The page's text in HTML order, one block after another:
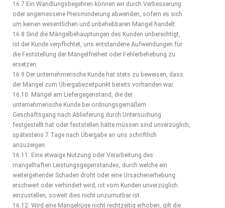
16.7.Ein Wandlungsbegehren können wir durch Verbesserung
oder angemessene Preisminderung abwenden, sofern es sich
um keinen wesentlichen und unbehebbaren Mangel handelt.
16.8.Sind die Mängelbehauptungen des Kunden unberechtigt,
ist der Kunde verpflichtet, uns entstandene Aufwendungen für
die Feststellung der Mängelfreiheit oder Fehlerbehebung zu
ersetzen.
16.9.Der unternehmerische Kunde hat stets zu beweisen, dass
der Mangel zum Übergabezeitpunkt bereits vorhanden war.
16.10. Mängel am Liefergegenstand, die der
unternehmerische Kunde bei ordnungsgemäßem
Geschäftsgang nach Ablieferung durch Untersuchung
festgestellt hat oder feststellen hätte müssen sind unverzüglich,
spätestens 7 Tage nach Übergabe an uns schriftlich
anzuzeigen.
16.11. Eine etwaige Nutzung oder Verarbeitung des
mangelhaften Leistungsgegenstandes, durch welche ein
weitergehender Schaden droht oder eine Ursachenerhebung
erschwert oder verhindert wird, ist vom Kunden unverzüglich
einzustellen, soweit dies nicht unzumutbar ist.
16.12. Wird eine Mängelrüge nicht rechtzeitig erhoben, gilt die